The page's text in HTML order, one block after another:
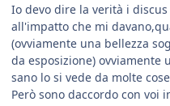
Io devo dire la verità i
all'impatto che mi
(ovviamente una bellezza
da esposizione) ovviamente
sano lo si vede da molte
Però sono daccordo con